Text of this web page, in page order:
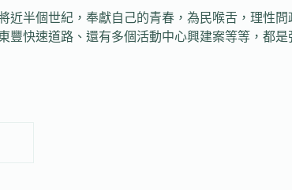
半個世紀，奉獻自己的青春，為民喉舌，理性
快速道路、還有多個活動中心興建案等等，都